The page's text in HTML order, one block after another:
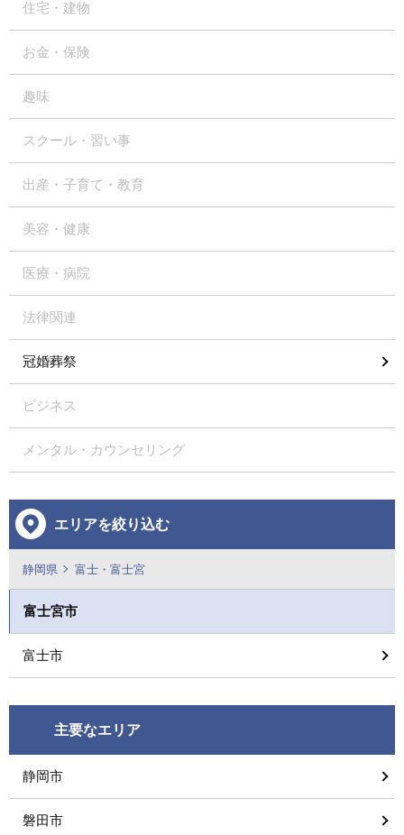
住宅・建物
お金・保険
趣味
スクール・習い事
出産・子育て・教育
美容・健康
医療・病院
法律関連
冠婚葬祭
ビジネス
メンタル・カウンセリング
エリアを絞り込む
静岡県 富士・富士宮
富士宮市
富士市
主要なエリア
静岡市
磐田市